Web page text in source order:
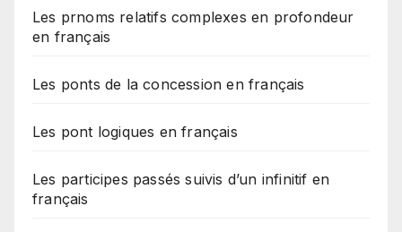
Les prnoms relatifs complexes en profondeur
en français
Les ponts de la concession en français
Les pont logiques en français
Les participes passés suivis d’un infinitif en
français